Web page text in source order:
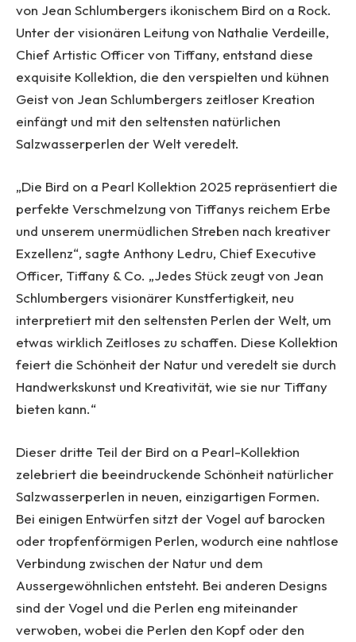
von Jean Schlumbergers ikonischem Bird on a Rock.
Unter der visionären Leitung von Nathalie Verdeille,
Chief Artistic Officer von Tiffany, entstand diese
exquisite Kollektion, die den verspielten und kühnen
Geist von Jean Schlumbergers zeitloser Kreation
einfängt und mit den seltensten natürlichen
Salzwasserperlen der Welt veredelt.
„Die Bird on a Pearl Kollektion 2025 repräsentiert die
perfekte Verschmelzung von Tiffanys reichem Erbe
und unserem unermüdlichen Streben nach kreativer
Exzellenz“, sagte Anthony Ledru, Chief Executive
Officer, Tiffany & Co. „Jedes Stück zeugt von Jean
Schlumbergers visionärer Kunstfertigkeit, neu
interpretiert mit den seltensten Perlen der Welt, um
etwas wirklich Zeitloses zu schaffen. Diese Kollektion
feiert die Schönheit der Natur und veredelt sie durch
Handwerkskunst und Kreativität, wie sie nur Tiffany
bieten kann.“
Dieser dritte Teil der Bird on a Pearl-Kollektion
zelebriert die beeindruckende Schönheit natürlicher
Salzwasserperlen in neuen, einzigartigen Formen.
Bei einigen Entwürfen sitzt der Vogel auf barocken
oder tropfenförmigen Perlen, wodurch eine nahtlose
Verbindung zwischen der Natur und dem
Aussergewöhnlichen entsteht. Bei anderen Designs
sind der Vogel und die Perlen eng miteinander
verwoben, wobei die Perlen den Kopf oder den